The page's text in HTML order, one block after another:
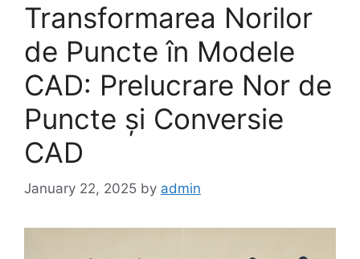
Transformarea Norilor
de Puncte în Modele
CAD: Prelucrare Nor de
Puncte și Conversie
CAD
January 22, 2025 by admin